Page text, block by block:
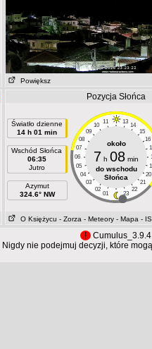
Powiększ
Pozycja Słońca
Światło dzienne
14 h 01 min
Wschód Słońca
06:35
Jutro
Azymut
324.6° NW
11 13
10
14
09
15
08
16
07
06
05
04
20
03
21
02
22
01 23
około
7 h 08 min
do wschodu
Słońca
O Księżycu - Zorza - Meteory - Mapa -
!
Nigdy nie podejmuj decyzji, które